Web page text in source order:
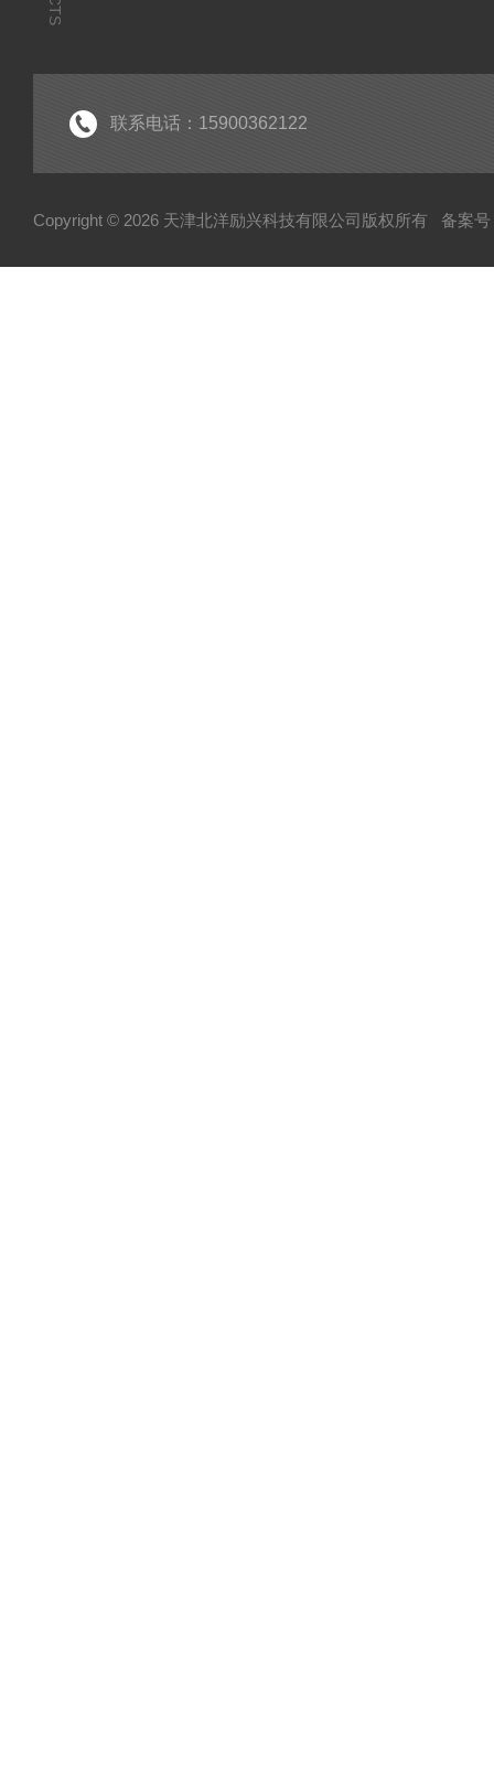
联系电话：15900362122
Copyright © 2026 天津北洋励兴科技有限公司版权所有 备案号